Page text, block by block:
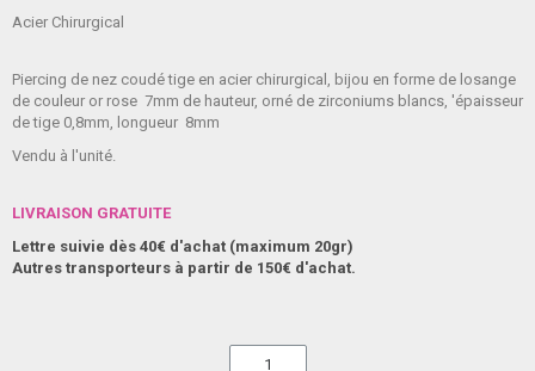
Acier Chirurgical
Piercing de nez coudé tige en acier chirurgical, bijou en forme de losange
de couleur or rose 7mm de hauteur, orné de zirconiums blancs, 'épaisseur
de tige 0,8mm, longueur 8mm
Vendu à l'unité.
LIVRAISON GRATUITE
Lettre suivie dès 40€ d'achat (maximum 20gr)
Autres transporteurs à partir de 150€ d'achat.